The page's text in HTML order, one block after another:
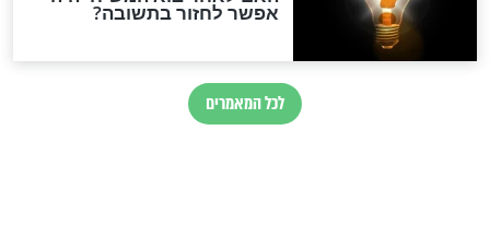
הותר לפרסום: לוחמי מילואים
נהרגו בדרום לבנון